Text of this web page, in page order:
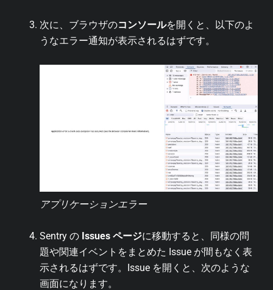
次に、ブラウザのコンソールを開くと、以下のよ
うなエラー通知が表示されるはずです。
アプリケーションエラー
Sentry の Issues ページに移動すると、同様の問
題や関連イベントをまとめた Issue が間もなく表
示されるはずです。Issue を開くと、次のような
画面になります。